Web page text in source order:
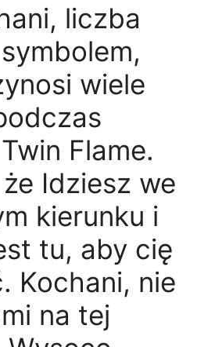
liczba
wiele
Flame.
Idziesz we
kierunku i
tu, aby cię
Kochani, nie
na tej